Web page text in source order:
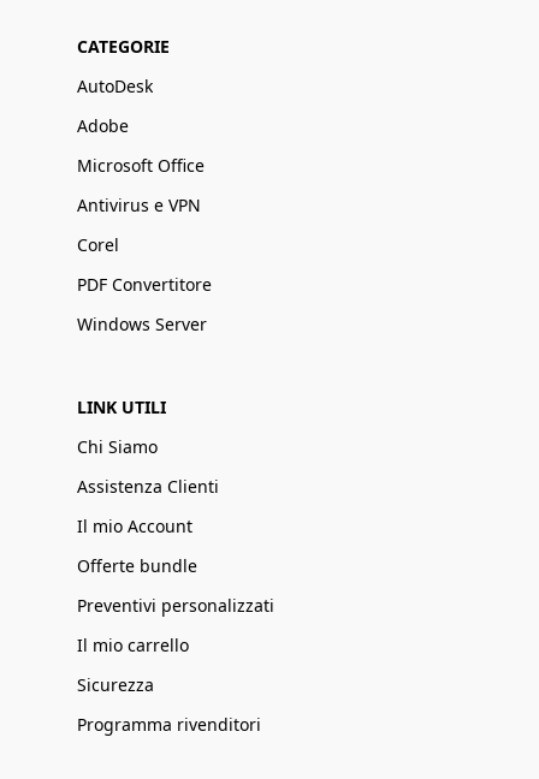
CATEGORIE
AutoDesk
Adobe
Microsoft Office
Antivirus e VPN
Corel
PDF Convertitore
Windows Server
LINK UTILI
Chi Siamo
Assistenza Clienti
Il mio Account
Offerte bundle
Preventivi personalizzati
Il mio carrello
Sicurezza
Programma rivenditori